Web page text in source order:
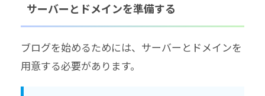
サーバーとドメインを準備する
ブログを始めるためには、サーバーとドメインを
用意する必要があります。